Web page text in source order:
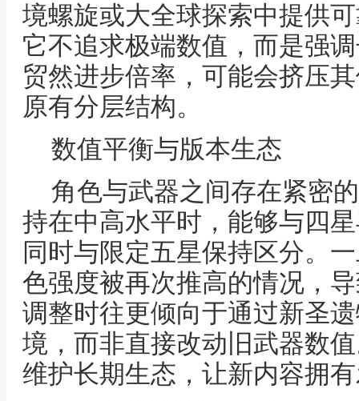
境螺旋或大全球探索中提供
它不追求极端数值，而是强
贸然进步倍率，可能会挤压
原有分层结构。
数值平衡与版本生态
角色与武器之间存在紧密
持在中高水平时，能够与四
同时与限定五星保持区分。
色强度被再次推高的情况，
调整时往更倾向于通过新圣
境，而非直接改动旧武器数
维护长期生态，让新内容拥